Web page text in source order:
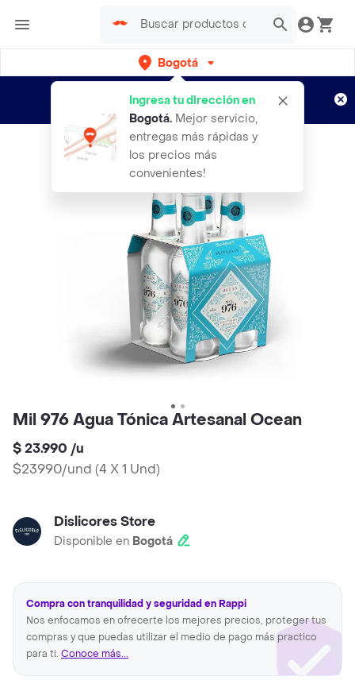
Bogotá
Ingresa tu dirección en
Bogotá. Mejor servicio,
entregas más rápidas y
los precios más
convenientes!
envíos gratis por semanas
Aplican TyC
Mil 976 Agua Tónica Artesanal Ocean
$ 23.990 /u
$23990/und (4 X 1 Und)
Dislicores Store
Disponible en Bogotá
Compra con tranquilidad y seguridad en Rappi
Nos enfocamos en ofrecerte los mejores precios, proteger tus
compras y que puedas utilizar el medio de pago más practico
para ti. Conoce más...